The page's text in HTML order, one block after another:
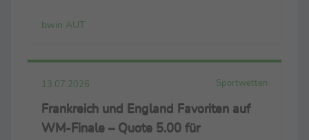
erneut spät für sich entschieden. Bleiben die Iberer,
bwin AUT
13.07.2026 Sportwetten
Frankreich und England Favoriten auf
WM-Finale – Quote 5.00 für